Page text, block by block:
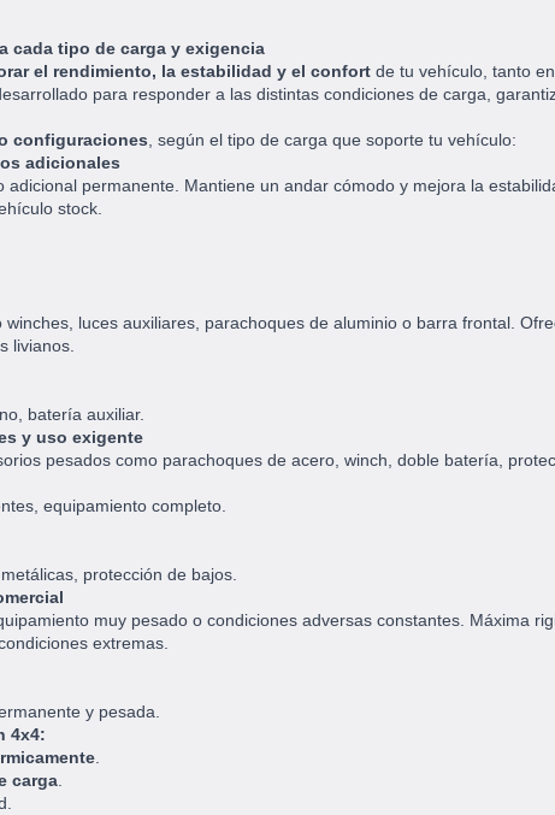
cada tipo de carga y exigencia
el rendimiento, la estabilidad y el confort de tu vehículo, tanto
para responder a las distintas condiciones de carga,
configuraciones , según el tipo de carga que soporte tu vehículo:
adicionales
permanente. Mantiene un andar cómodo y mejora la
stock.
luces auxiliares, parachoques de aluminio o barra frontal.
livianos.
batería auxiliar.
y uso exigente
pesados como parachoques de acero, winch, doble batería,
equipamiento completo.
protección de bajos.
muy pesado o condiciones adversas constantes. Máxima
extremas.
y pesada.
4x4:
carga